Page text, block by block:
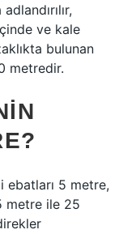
ve kale
bulunan
metredir.
5 metre,
metre ile 25